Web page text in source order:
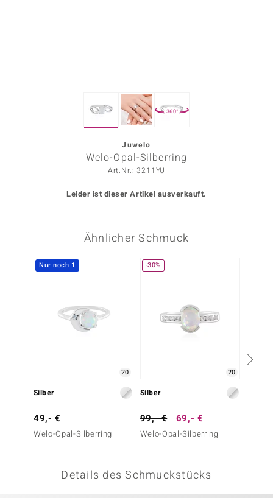
BY DE MELO
360°
Juwelo
Welo-Opal-Silberring
Art.Nr.: 3211YU
Leider ist dieser Artikel ausverkauft.
Ähnlicher Schmuck
Nur noch 1
20
Silber
49,- €
Welo-Opal-Silberring
-30%
20
Silber
99,- € 69,- €
Welo-Opal-Silberring
Details des Schmuckstücks